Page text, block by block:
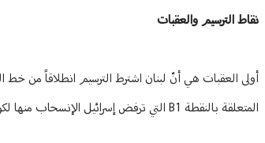
نقاط الترسيم والعقبات
أولى العقبات هي أنّ لبنان اشترط الترسيم انطلاقاً من خط
المتعلقة بالنقطة B1 التي ترفض إسرائيل الإنسحاب منها لكونها نقطة مشرفة وكاشفة.